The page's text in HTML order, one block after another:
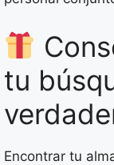
tu
Encontrar tu